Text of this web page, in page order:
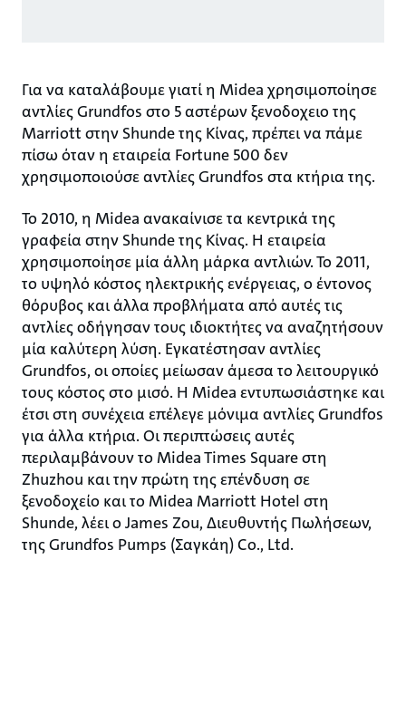
Για να καταλάβουμε γιατί η Midea χρησιμοποίησε
αντλίες Grundfos στο 5 αστέρων ξενοδοχειο της
Marriott στην Shunde της Κίνας, πρέπει να πάμε
πίσω όταν η εταιρεία Fortune 500 δεν
χρησιμοποιούσε αντλίες Grundfos στα κτήρια της.
Το 2010, η Midea ανακαίνισε τα κεντρικά της
γραφεία στην Shunde της Κίνας. Η εταιρεία
χρησιμοποίησε μία άλλη μάρκα αντλιών. Το 2011,
το υψηλό κόστος ηλεκτρικής ενέργειας, ο έντονος
θόρυβος και άλλα προβλήματα από αυτές τις
αντλίες οδήγησαν τους ιδιοκτήτες να αναζητήσουν
μία καλύτερη λύση. Εγκατέστησαν αντλίες
Grundfos, οι οποίες μείωσαν άμεσα το λειτουργικό
τους κόστος στο μισό. Η Midea εντυπωσιάστηκε και
έτσι στη συνέχεια επέλεγε μόνιμα αντλίες Grundfos
για άλλα κτήρια. Οι περιπτώσεις αυτές
περιλαμβάνουν το Midea Times Square στη
Zhuzhou και την πρώτη της επένδυση σε
ξενοδοχείο και το Midea Marriott Hotel στη
Shunde, λέει ο James Zou, Διευθυντής Πωλήσεων,
της Grundfos Pumps (Σαγκάη) Co., Ltd.